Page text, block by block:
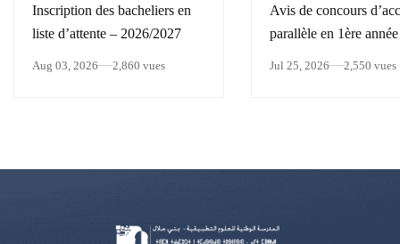
Inscription des bacheliers en
liste d’attente – 2026/2027
Aug 03, 2026 2,860 vues
Avis de concours
parallèle en 1ère
Jul 25, 2026 2,550 vues